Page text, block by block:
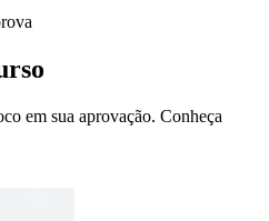
em sua aprovação. Conheça